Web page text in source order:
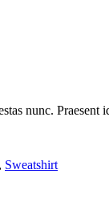
nunc.
Sweatshirt